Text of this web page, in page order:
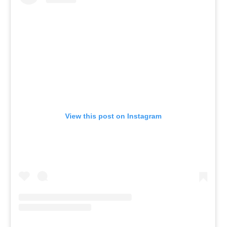
View this post on Instagram